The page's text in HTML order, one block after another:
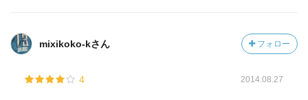
mixikoko-kさん フォロー
4 2014.08.27